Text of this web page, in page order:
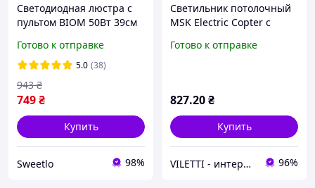
Светодиодная люстра с
пультом BIOM 50Вт 39см
белый LED светильник со
сменой температуры и
яркости
Готово к отправке
5.0 (38)
749₴
943 ₴
Купить
Sweetlo 98%
Светильник потолочный
MSK Electric Copter с
под две лампы GX53 NL
Готово к отправке
827.20₴
Купить
VILETTI - интернет-магазин товаров для дома 96%